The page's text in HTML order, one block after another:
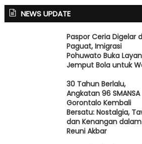
NEWS UPDATE
Paspor Ceria Digelar
Paguat, Imigrasi
Pohuwato Buka
Jemput Bola untuk
30 Tahun Berlalu,
Angkatan 96 SMANSA
Gorontalo Kembali
Bersatu: Nostalgia,
dan Kenangan dalam
Reuni Akbar